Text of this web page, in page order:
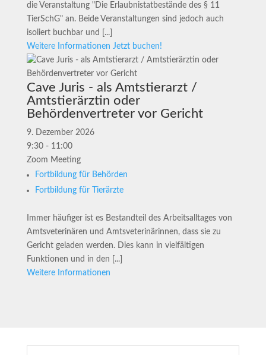
die Veranstaltung "Die Erlaubnistatbestände des § 11
TierSchG" an. Beide Veranstaltungen sind jedoch auch
isoliert buchbar und [...]
Weitere Informationen Jetzt buchen!
Cave Juris - als Amtstierarzt /
Amtstierärztin oder
Behördenvertreter vor Gericht
9. Dezember 2026
9:30 - 11:00
Zoom Meeting
Fortbildung für Behörden
Fortbildung für Tierärzte
Immer häufiger ist es Bestandteil des Arbeitsalltages von
Amtsveterinären und Amtsveterinärinnen, dass sie zu
Gericht geladen werden. Dies kann in vielfältigen
Funktionen und in den [...]
Weitere Informationen